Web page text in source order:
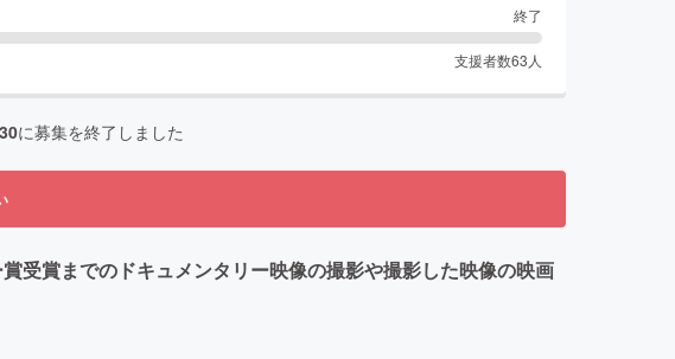
終了
支援者数63 人
に募集を終了しました
賞までのドキュメンタリー映像の撮影や撮影した映像の映画